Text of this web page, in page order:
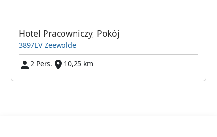
Hotel Pracowniczy, Pokój
3897LV Zeewolde
2 Pers.
10,25 km